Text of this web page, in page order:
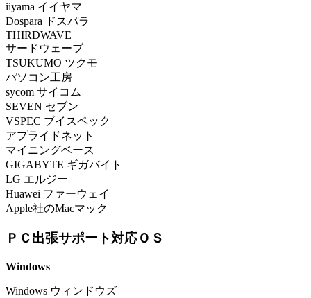
iiyama イイヤマ
Dospara ドスパラ
THIRDWAVE
サードウェーブ
TSUKUMO ツクモ
パソコン工房
sycom サイコム
SEVEN セブン
VSPEC ブイスペック
アプライドネット
マイニングベース
GIGABYTE ギガバイト
LG エルジー
Huawei ファーウェイ
Apple社のMacマック
ＰＣ出張サポート対応ＯＳ
Windows
Windows ウィンドウズ